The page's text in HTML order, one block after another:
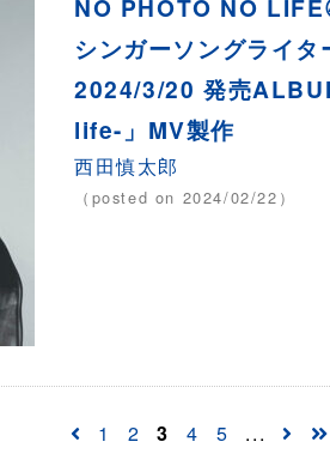
NO PHOTO NO LIFE
シンガーソングライ
2024/3/20 発売
life-」MV製作
西田慎太郎
（posted on 2024/02/22）
1 2 3 4 5 ...